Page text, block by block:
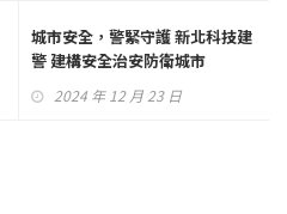
城市安全，警緊守護 新北科技建
警 建構安全治安防衛城市
2024 年 12 月 23 日